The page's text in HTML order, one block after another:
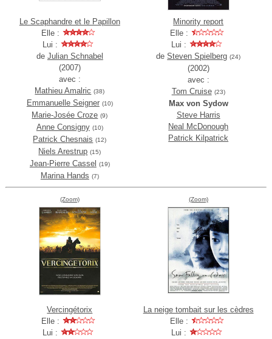
Le Scaphandre et le Papillon
Elle :
Lui :
de Julian Schnabel
(2007)
avec :
Mathieu Amalric (38)
Emmanuelle Seigner (10)
Marie-Josée Croze (9)
Anne Consigny (10)
Patrick Chesnais (12)
Niels Arestrup (15)
Jean-Pierre Cassel (19)
Marina Hands (7)
Minority report
Elle :
Lui :
deSteven Spielberg (24)
(2002)
avec :
Tom Cruise (23)
Max von Sydow
Steve Harris
Neal McDonough
Patrick Kilpatrick
(Zoom)
Vercingétorix
Elle :
Lui :
(Zoom)
La neige tombait sur les cèdres
Elle :
Lui :